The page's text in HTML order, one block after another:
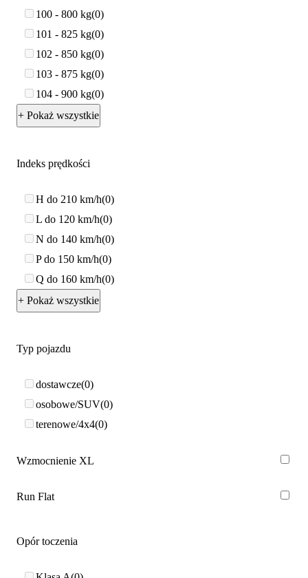
100 - 800 kg 0
101 - 825 kg 0
102 - 850 kg 0
103 - 875 kg 0
104 - 900 kg 0
+ Pokaż wszystkie
Indeks prędkości
H do 210 km/h 0
L do 120 km/h 0
N do 140 km/h 0
P do 150 km/h 0
Q do 160 km/h 0
+ Pokaż wszystkie
Typ pojazdu
dostawcze 0
osobowe/SUV 0
terenowe/4x4 0
Wzmocnienie XL
Run Flat
Opór toczenia